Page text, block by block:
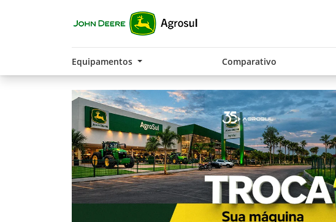
Equipamentos Comparativo